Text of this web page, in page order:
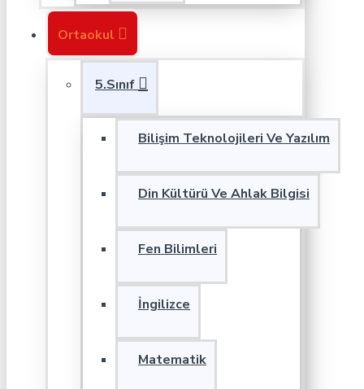
Ortaokul
5.Sınıf
Bilişim Teknolojileri Ve Yazılım
Din Kültürü Ve Ahlak Bilgisi
Fen Bilimleri
İngilizce
Matematik